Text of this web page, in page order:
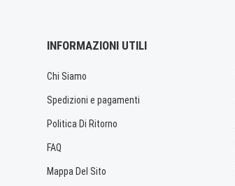
INFORMAZIONI UTILI
Chi Siamo
Spedizioni e pagamenti
Politica Di Ritorno
FAQ
Mappa Del Sito